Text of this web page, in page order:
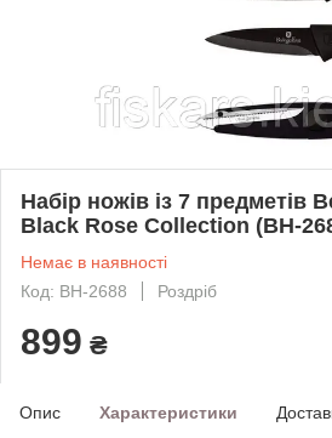
Набір ножів із 7 предметів
Black Rose Collection (BH-
Немає в наявності
Код: BH-2688
Роздріб
899 ₴
Опис Характеристики